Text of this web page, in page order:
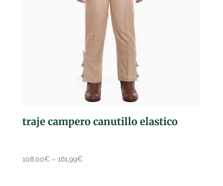
traje campero canutillo elastico
108,00€– 161,99€